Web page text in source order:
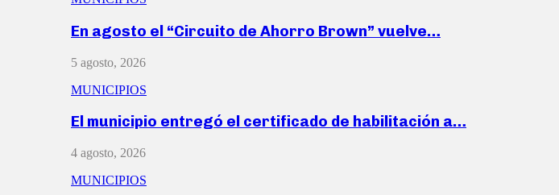
En agosto el “Circuito de Ahorro Brown” vuelve…
5 agosto, 2026
MUNICIPIOS
El municipio entregó el certificado de habilitación a…
4 agosto, 2026
MUNICIPIOS